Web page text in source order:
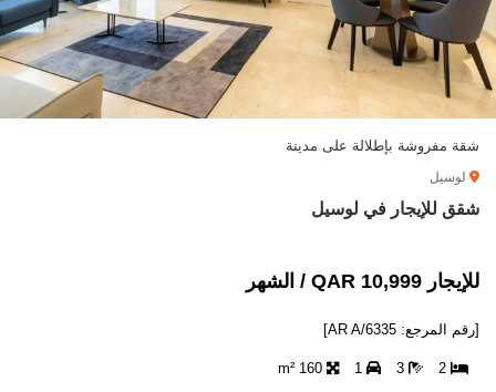
شقة مفروشة بإطلالة على مدينة
لوسيل
شقق للإيجار في لوسيل
للإيجار 10,999 QAR / الشهر
[رقم المرجع: AR A/6335]
2
3
1
160 m²